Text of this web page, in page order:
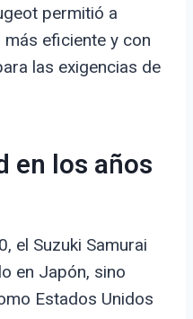
permitió a
eficiente y con
las exigencias de
en los años
el Suzuki Samurai
en Japón, sino
Estados Unidos